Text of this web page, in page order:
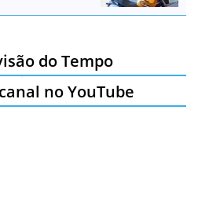
do Tempo
no YouTube